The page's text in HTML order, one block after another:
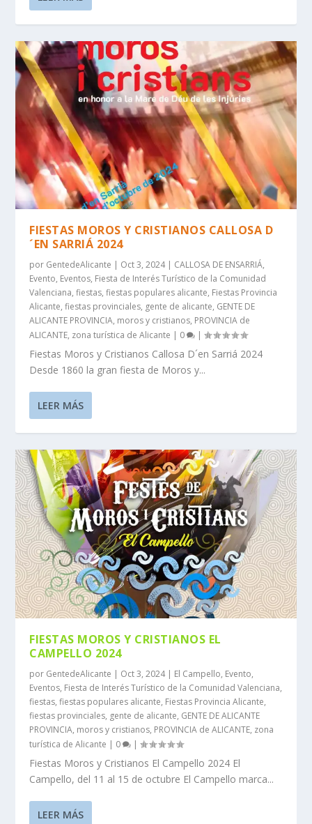
FIESTAS MOROS Y CRISTIANOS CALLOSA D
´EN SARRIÁ 2024
por GentedeAlicante | Oct 3, 2024| CALLOSA DE ENSARRIÁ,
Evento, Eventos, Fiesta de Interés Turístico de la Comunidad
Valenciana,fiestas,fiestas populares alicante, Fiestas Provincia
Alicante,fiestas provinciales, gente de alicante, GENTE DE
ALICANTE PROVINCIA, moros y cristianos, PROVINCIA de
ALICANTE, zona turística de Alicante | 0 |
Fiestas Moros y Cristianos Callosa D´en Sarriá 2024
Desde 1860 la gran fiesta de Moros y...
LEER MÁS
FIESTAS MOROS Y CRISTIANOS EL
CAMPELLO 2024
por GentedeAlicante | Oct 3, 2024| El Campello, Evento,
Eventos, Fiesta de Interés Turístico de la Comunidad Valenciana,
fiestas,fiestas populares alicante, Fiestas Provincia Alicante,
fiestas provinciales, gente de alicante, GENTE DE ALICANTE
PROVINCIA, moros y cristianos, PROVINCIA de ALICANTE, zona
turística de Alicante | 0 |
Fiestas Moros y Cristianos El Campello 2024 El
Campello, del 11 al 15 de octubre El Campello marca...
LEER MÁS